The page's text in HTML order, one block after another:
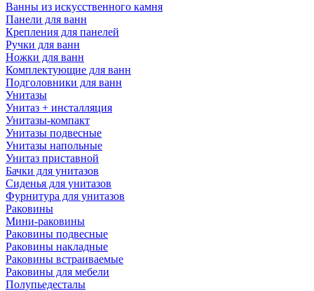
Ванны из искусственного камня
Панели для ванн
Крепления для панелей
Ручки для ванн
Ножки для ванн
Комплектующие для ванн
Подголовники для ванн
Унитазы
Унитаз + инсталляция
Унитазы-компакт
Унитазы подвесные
Унитазы напольные
Унитаз приставной
Бачки для унитазов
Сиденья для унитазов
Фурнитура для унитазов
Раковины
Мини-раковины
Раковины подвесные
Раковины накладные
Раковины встраиваемые
Раковины для мебели
Полупьедесталы